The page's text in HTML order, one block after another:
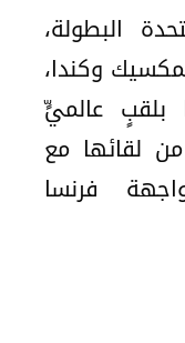
البطولة،
وكندا،
بلقبٍ عالميٍّ
لقائها مع
فرنسا